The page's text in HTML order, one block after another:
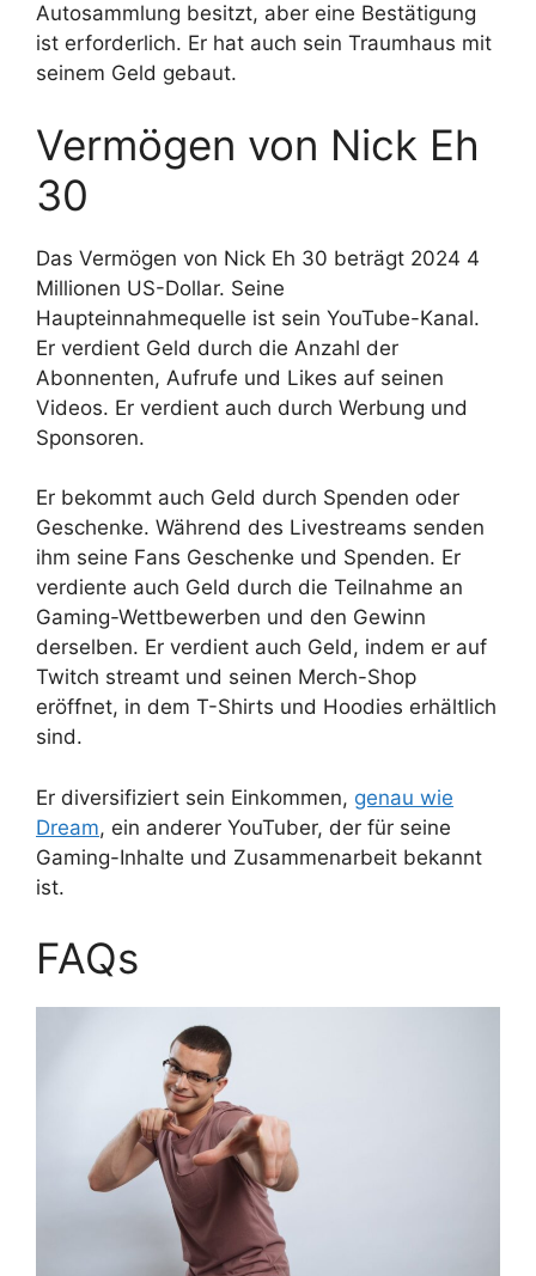
Autosammlung besitzt, aber eine Bestätigung
ist erforderlich. Er hat auch sein Traumhaus mit
seinem Geld gebaut.
Vermögen von Nick Eh
30
Das Vermögen von Nick Eh 30 beträgt 2024 4
Millionen US-Dollar. Seine
Haupteinnahmequelle ist sein YouTube-Kanal.
Er verdient Geld durch die Anzahl der
Abonnenten, Aufrufe und Likes auf seinen
Videos. Er verdient auch durch Werbung und
Sponsoren.
Er bekommt auch Geld durch Spenden oder
Geschenke. Während des Livestreams senden
ihm seine Fans Geschenke und Spenden. Er
verdiente auch Geld durch die Teilnahme an
Gaming-Wettbewerben und den Gewinn
derselben. Er verdient auch Geld, indem er auf
Twitch streamt und seinen Merch-Shop
eröffnet, in dem T-Shirts und Hoodies erhältlich
sind.
Er diversifiziert sein Einkommen, genau wie
Dream, ein anderer YouTuber, der für seine
Gaming-Inhalte und Zusammenarbeit bekannt
ist.
FAQs